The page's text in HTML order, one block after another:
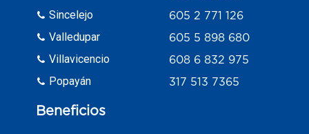
Sincelejo
Valledupar
Villavicencio
Popayán
605 2 771 126
605 5 898 680
608 6 832 975
317 513 7365
Beneficios